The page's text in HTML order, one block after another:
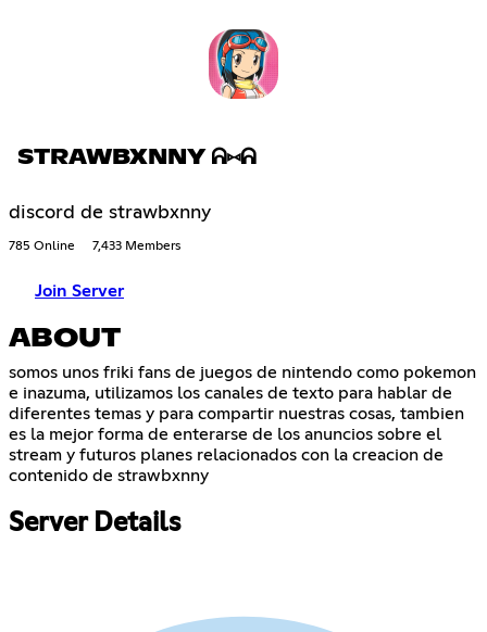
STRAWBXNNY ᕱ⑅ᕱ
discord de strawbxnny
785 Online 7,433 Members
Join Server
ABOUT
somos unos friki fans de juegos de nintendo como pokemon
e inazuma, utilizamos los canales de texto para hablar de
diferentes temas y para compartir nuestras cosas, tambien
es la mejor forma de enterarse de los anuncios sobre el
stream y futuros planes relacionados con la creacion de
contenido de strawbxnny
Server Details